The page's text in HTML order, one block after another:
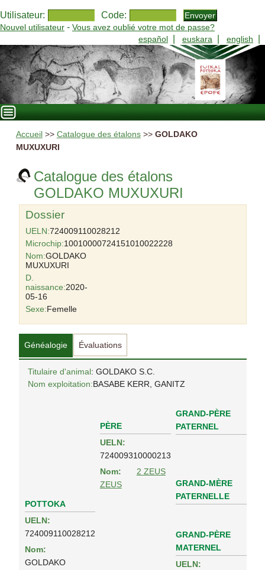
Utilisateur: Code:
Nouvel utilisateur - Vous avez oublié votre mot de passe?
español
euskara english
Accueil >> Catalogue des étalons>> GOLDAKO
MUXUXURI
Catalogue des étalons
GOLDAKO MUXUXURI
Dossier
UELN:724009110028212
Microchip:10010000724151010022228
Nom:GOLDAKO
MUXUXURI
D.
naissance:2020-
05-16
Sexe:Femelle
Généalogie Évaluations
Titulaire d'animal: GOLDAKO S.C.
Nom exploitation:BASABE KERR, GANITZ
POTTOKA
UELN:
724009110028212
Nom:
GOLDAKO
PÈRE
UELN:
724009310000213
Nom:
2 ZEUS
ZEUS
GRAND-PÈRE
PATERNEL
GRAND-MÈRE
PATERNELLE
GRAND-PÈRE
MATERNEL
UELN: